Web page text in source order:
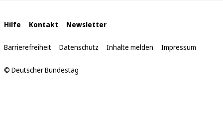
Interne
Links
Hilfe Kontakt Newsletter
Barrierefreiheit Datenschutz Inhalte melden Impressum
© Deutscher Bundestag